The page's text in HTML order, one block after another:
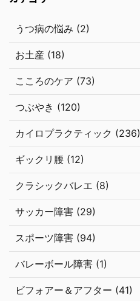
うつ病の悩み (2)
お土産 (18)
こころのケア (73)
つぶやき (120)
カイロプラクティック (236)
ギックリ腰 (12)
クラシックバレエ (8)
サッカー障害 (29)
スポーツ障害 (94)
バレーボール障害 (1)
ビフォアー＆アフター (41)